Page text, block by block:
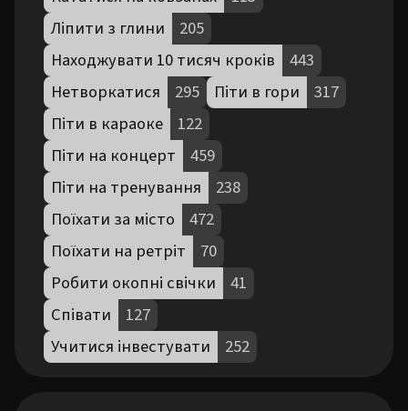
Ліпити з глини
205
Находжувати 10 тисяч кроків
443
Нетворкатися
295 Піти в гори
317
Піти в караоке
122
Піти на концерт
459
Піти на тренування
238
Поїхати за місто
472
Поїхати на ретріт
70
Робити окопні свічки
41
Співати
127
Учитися інвестувати
252